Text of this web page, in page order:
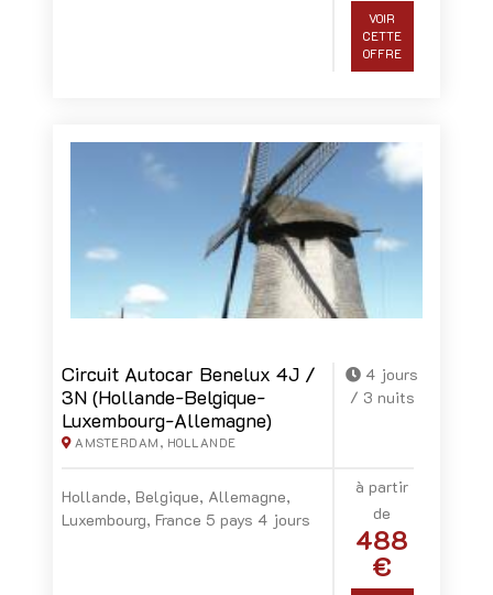
VOIR
CETTE
OFFRE
Circuit Autocar Benelux 4J /
3N (Hollande-Belgique-
Luxembourg-Allemagne)
AMSTERDAM, HOLLANDE
4 jours
/ 3 nuits
Hollande, Belgique, Allemagne,
Luxembourg, France 5 pays 4 jours
à partir
de
488
€